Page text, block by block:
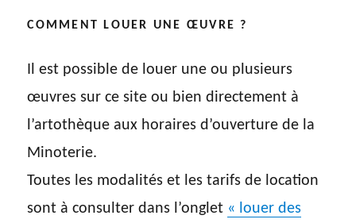
COMMENT LOUER UNE ŒUVRE ?
Il est possible de louer une ou plusieurs
œuvres sur ce site ou bien directement à
l’artothèque aux horaires d’ouverture de la
Minoterie.
Toutes les modalités et les tarifs de location
sont à consulter dans l’onglet « louer des